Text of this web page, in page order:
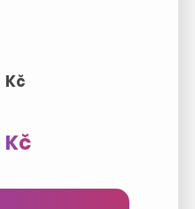
Kč
Kč